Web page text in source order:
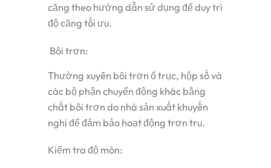
căng theo hướng dẫn sử dụng để duy trì
độ căng tối ưu.
Bôi trơn:
Thường xuyên bôi trơn ổ trục, hộp số và
các bộ phận chuyển động khác bằng
chất bôi trơn do nhà sản xuất khuyến
nghị để đảm bảo hoạt động trơn tru.
Kiểm tra độ mòn: